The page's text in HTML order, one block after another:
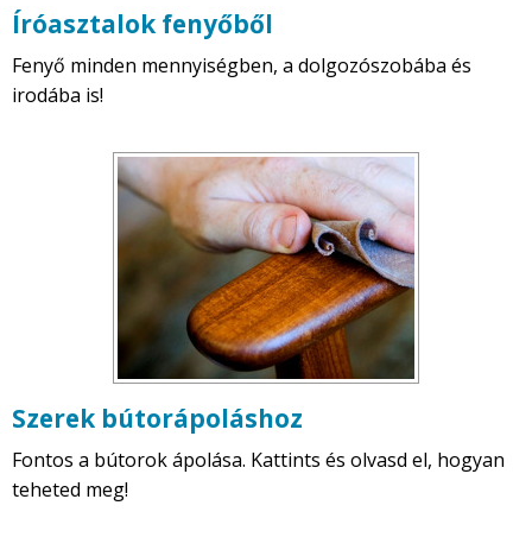
Íróasztalok fenyőből
Fenyő minden mennyiségben, a dolgozószobába és
irodába is!
Szerek bútorápoláshoz
Fontos a bútorok ápolása. Kattints és olvasd el, hogyan
teheted meg!